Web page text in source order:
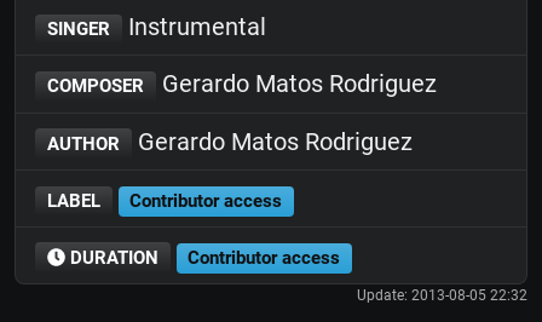
SINGER Instrumental
COMPOSER Gerardo Matos Rodriguez
AUTHOR Gerardo Matos Rodriguez
LABEL Contributor access
DURATION Contributor access
Update: 2013-08-05 22:32